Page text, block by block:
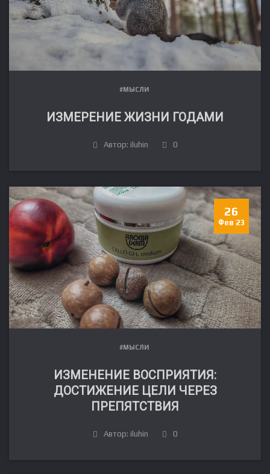
#МЫСЛИ
ИЗМЕРЕНИЕ ЖИЗНИ ГОДАМИ
Автор: iluhin 0
26
Фев 23
#МЫСЛИ
ИЗМЕНЕНИЕ ВОСПРИЯТИЯ:
ДОСТИЖЕНИЕ ЦЕЛИ ЧЕРЕЗ
ПРЕПЯТСТВИЯ
Автор: iluhin 0